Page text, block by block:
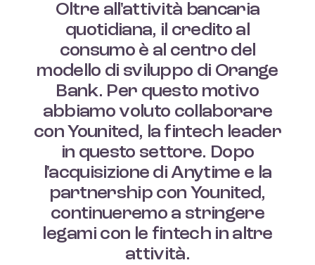
Oltre all'attività bancaria
quotidiana, il credito al
consumo è al centro del
modello di sviluppo di Orange
Bank. Per questo motivo
abbiamo voluto collaborare
con Younited, la fintech leader
in questo settore. Dopo
l'acquisizione di Anytime e la
partnership con Younited,
continueremo a stringere
legami con le fintech in altre
attività.